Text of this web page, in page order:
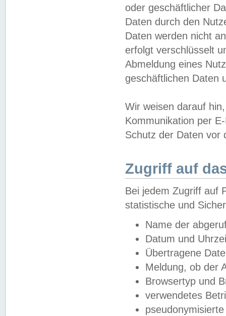
oder geschäftlicher
Daten durch den
Daten werden nicht
erfolgt verschlüsselt
Abmeldung eines
geschäftlichen Daten
Wir weisen darauf
Kommunikation per
Schutz der Daten vor
Zugriff auf
Bei jedem Zugriff auf
statistische und
Name der
Datum und
Übertragene
Meldung, ob der
Browsertyp und
verwendetes